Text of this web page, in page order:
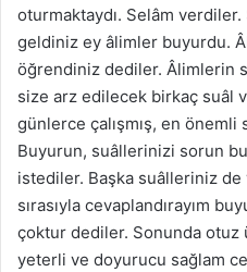
oturmaktaydı. Selâm verdiler.
geldiniz ey âlimler buyurdu.
öğrendiniz dediler. Âlimlerin
size arz edilecek birkaç suâl
günlerce çalışmış, en
Buyurun, suâllerinizi sorun
istediler. Başka suâlleriniz
sırasıyla cevaplandırayım
çoktur dediler. Sonunda otuz
yeterli ve doyurucu sağlam